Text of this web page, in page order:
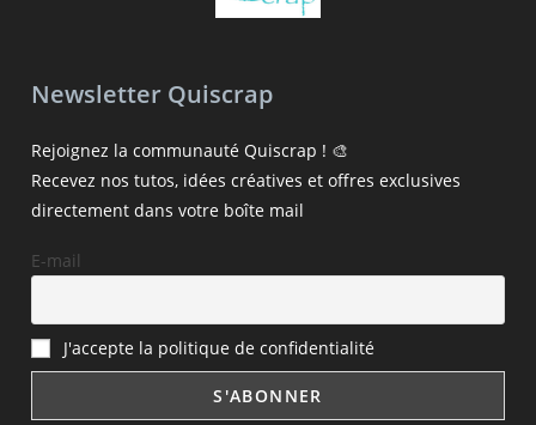
Newsletter Quiscrap
Rejoignez la communauté Quiscrap ! 🎨
Recevez nos tutos, idées créatives et offres exclusives
directement dans votre boîte mail
E-mail
J'accepte la politique de confidentialité